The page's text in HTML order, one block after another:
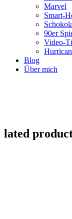
Marvel
Smart-
90er
Video-
Blog
Über mich
lated